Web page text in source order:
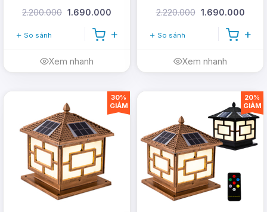
2.200.000 1.690.000
So sánh
Xem nhanh
2.220.000 1.690.000
So sánh
Xem nhanh
30%
GIẢM
20%
GIẢM